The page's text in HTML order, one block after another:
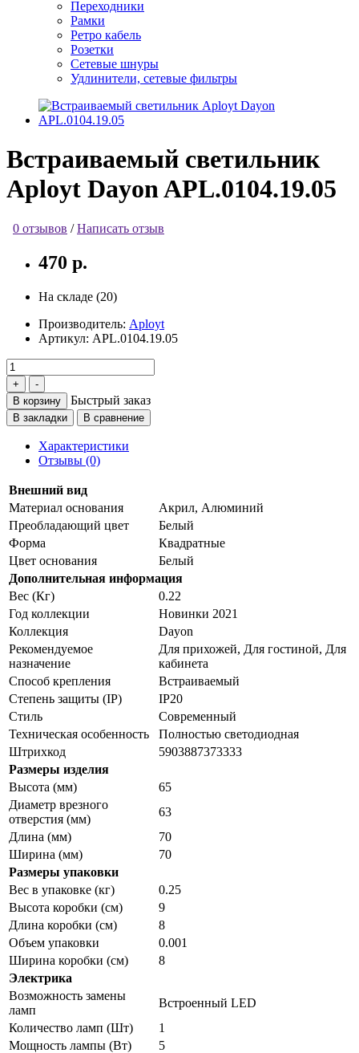
Переходники
Рамки
Ретро кабель
Розетки
Сетевые шнуры
Удлинители, сетевые фильтры
Встраиваемый светильник
Aployt Dayon APL.0104.19.05
0 отзывов /Написать отзыв
470 р.
На складе (20)
Производитель: Aployt
Артикул: APL.0104.19.05
В корзину Быстрый заказ
В закладки В сравнение
Характеристики
Отзывы (0)
Внешний вид
Материал основания
Акрил, Алюминий
Преобладающий цвет
Белый
Форма
Квадратные
Цвет основания
Белый
Дополнительная информация
Вес (Кг)
0.22
Год коллекции
Новинки 2021
Коллекция
Dayon
Рекомендуемое
назначение
Для прихожей, Для гостиной, Для
кабинета
Способ крепления
Встраиваемый
Степень защиты (IP)
IP20
Стиль
Cовременный
Техническая особенность
Полностью светодиодная
Штрихкод
5903887373333
Размеры изделия
Высота (мм)
65
Диаметр врезного
отверстия (мм)
63
Длина (мм)
70
Ширина (мм)
70
Размеры упаковки
Вес в упаковке (кг)
0.25
Высота коробки (см)
9
Длина коробки (см)
8
Объем упаковки
0.001
Ширина коробки (см)
8
Электрика
Возможность замены
ламп
Встроенный LED
Количество ламп (Шт)
1
Мощность лампы (Вт)
5